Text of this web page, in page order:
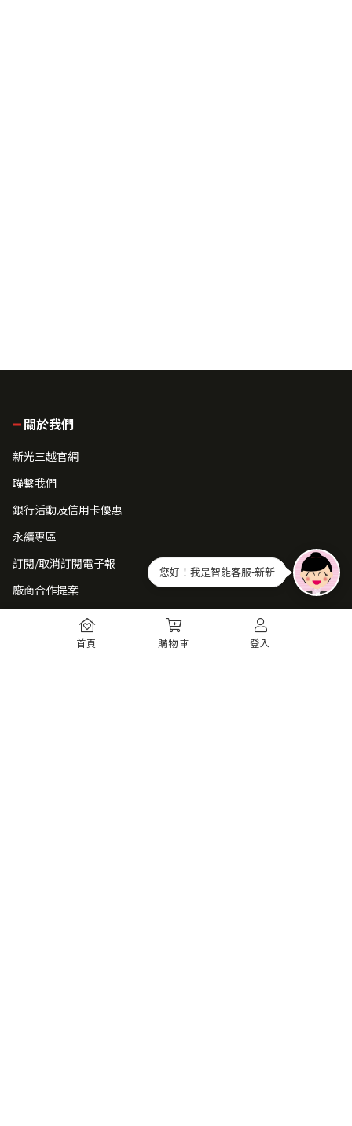
關於我們
新光三越官網
聯繫我們
銀行活動及信用卡優惠
永續專區
訂閱/取消訂閱電子報
廠商合作提案
首頁 購物車 登入
您好！我是智能客服-新新